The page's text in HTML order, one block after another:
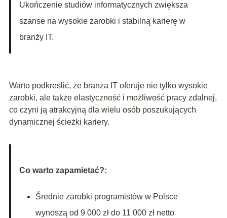
Ukończenie studiów informatycznych zwiększa
szanse na wysokie zarobki i stabilną karierę w
branży IT.
Warto podkreślić, że branża IT oferuje nie tylko wysokie
zarobki, ale także elastyczność i możliwość pracy zdalnej,
co czyni ją atrakcyjną dla wielu osób poszukujących
dynamicznej ścieżki kariery.
Co warto zapamietać?:
Średnie zarobki programistów w Polsce
wynoszą od 9 000 zł do 11 000 zł netto